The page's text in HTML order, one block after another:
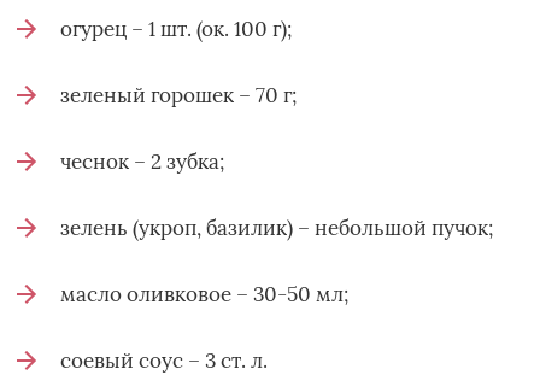
огурец – 1 шт. (ок. 100 г);
зеленый горошек – 70 г;
чеснок – 2 зубка;
зелень (укроп, базилик) – небольшой пучок;
масло оливковое – 30-50 мл;
соевый соус – 3 ст. л.